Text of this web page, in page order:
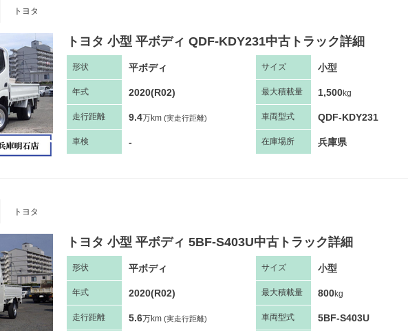
トヨタ
トヨタ 小型 平ボディ QDF-KDY231中古トラック詳細
形状 平ボディ サイズ 小型
年式 2020(R02) 最大積載量 1,500kg
走行距離 9.4万km (実走行距離) 車両型式 QDF-KDY231
車検 - 在庫場所 兵庫県
トヨタ
トヨタ 小型 平ボディ 5BF-S403U中古トラック詳細
形状 平ボディ サイズ 小型
年式 2020(R02) 最大積載量 800kg
走行距離 5.6万km (実走行距離) 車両型式 5BF-S403U